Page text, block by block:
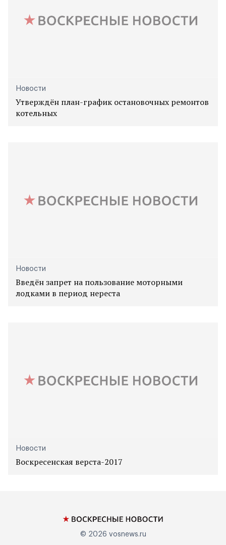
Новости
Утверждён план-график остановочных ремонтов
котельных
Новости
Введён запрет на пользование моторными
лодками в период нереста
Новости
Воскресенская верста-2017
© 2026 vosnews.ru